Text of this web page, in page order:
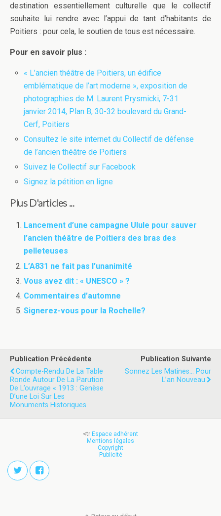
destination essentiellement culturelle que le collectif
souhaite lui rendre avec l’appui de tant d’habitants de
Poitiers : pour cela, le soutien de tous est nécessaire.
Pour en savoir plus :
« L’ancien théâtre de Poitiers, un édifice
emblématique de l’art moderne », exposition de
photographies de M. Laurent Prysmicki, 7-31
janvier 2014, Plan B, 30-32 boulevard du Grand-
Cerf, Poitiers
Consultez le site internet du Collectif de défense
de l’ancien théâtre de Poitiers
Suivez le Collectif sur Facebook
Signez la pétition en ligne
Plus D'articles ...
Lancement d’une campagne Ulule pour sauver
l’ancien théâtre de Poitiers des bras des
pelleteuses
L’A831 ne fait pas l’unanimité
Vous avez dit : « UNESCO » ?
Commentaires d’automne
Signerez-vous pour la Rochelle?
Publication Précédente
Compte-Rendu De La Table
Ronde Autour De La Parution
De L’ouvrage « 1913 : Genèse
D’une Loi Sur Les
Monuments Historiques
Publication Suivante
Sonnez Les Matines… Pour
L’an Nouveau
<tr Espace adhérent
Mentions légales
Copyright
Publicité